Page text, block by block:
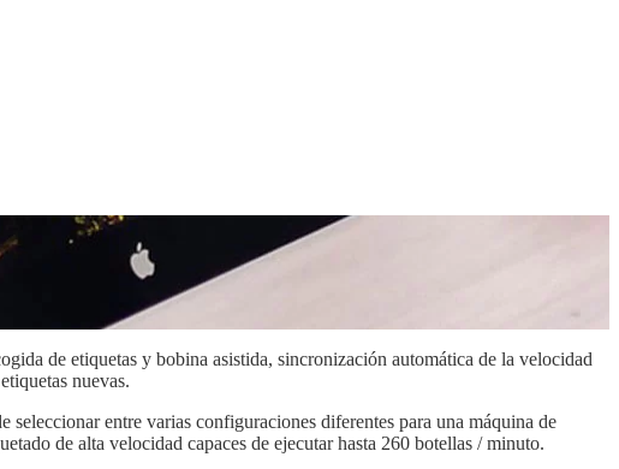
de etiquetas y bobina asistida, sincronización automática de la velocidad
nuevas.
entre varias configuraciones diferentes para una máquina de
de alta velocidad capaces de ejecutar hasta 260 botellas / minuto.